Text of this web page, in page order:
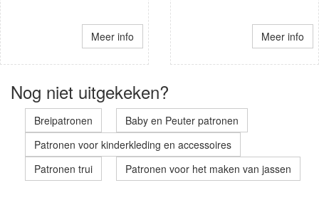
Meer info Meer info
Nog niet uitgekeken?
Breipatronen
Baby en Peuter patronen
Patronen voor kinderkleding en accessoires
Patronen trui
Patronen voor het maken van jassen